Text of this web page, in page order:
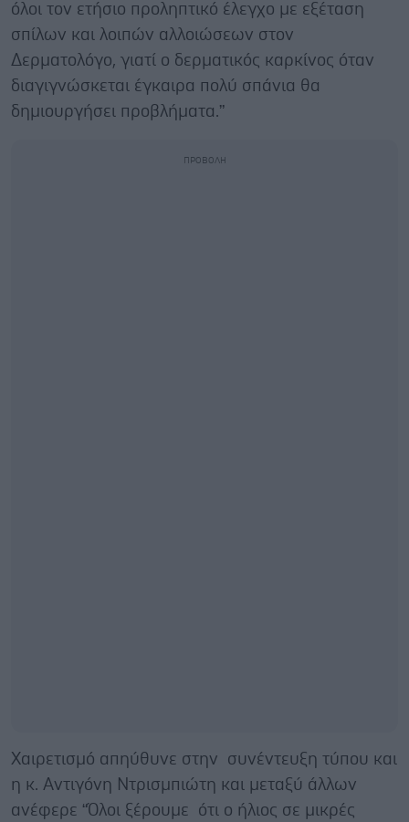
όλοι τον ετήσιο προληπτικό έλεγχο με εξέταση
σπίλων και λοιπών αλλοιώσεων στον
Δερματολόγο, γιατί ο δερματικός καρκίνος όταν
διαγιγνώσκεται έγκαιρα πολύ σπάνια θα
δημιουργήσει προβλήματα.”
Χαιρετισμό απηύθυνε στην συνέντευξη τύπου και
η κ. Αντιγόνη Ντρισμπιώτη και μεταξύ άλλων
ανέφερε “Όλοι ξέρουμε ότι ο ήλιος σε μικρές